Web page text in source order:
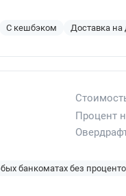
С кешбэком Доставка на
Процент
банкоматах без